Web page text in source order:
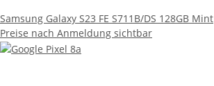
Samsung Galaxy S23 FE S711B/DS 128GB Mint
Preise nach Anmeldung sichtbar